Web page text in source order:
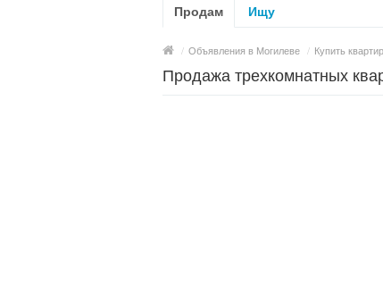
Продам Ищу
/ Объявления в Могилеве / Купить
Продажа трехкомнатных